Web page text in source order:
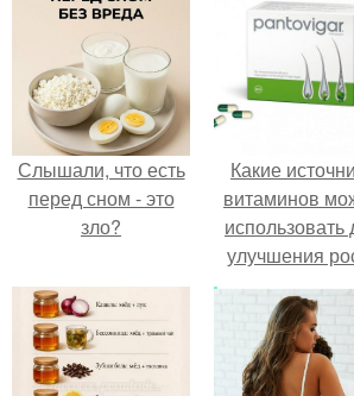
Слышали, что есть
перед сном - это
зло?
Какие
витаминов
использовать
улучшения
волос